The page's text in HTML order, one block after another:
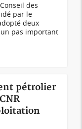
des
par le
deux
pas important
pétrolier